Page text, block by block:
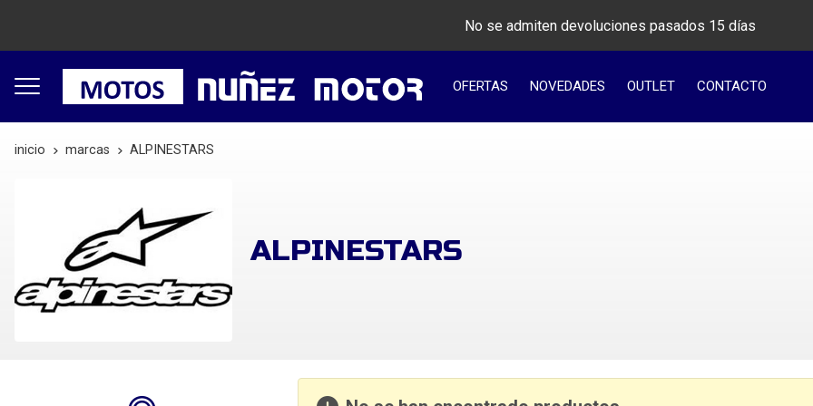
No se admiten devoluciones pasados 15 días
OFERTAS NOVEDADES OUTLET CONTACTO
inicio marcas ALPINESTARS
ALPINESTARS